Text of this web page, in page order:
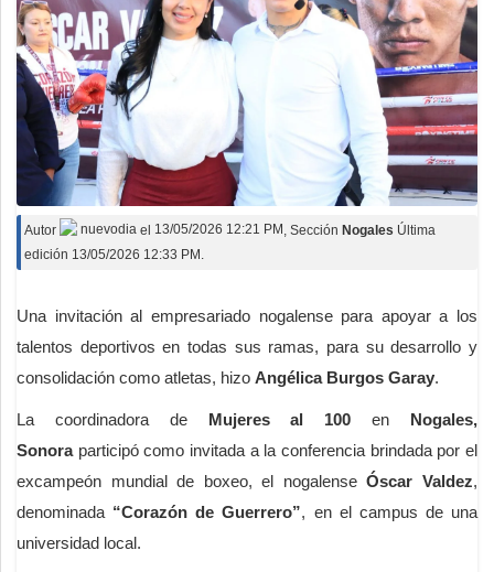
Autor nuevodia el 13/05/2026 12:21 PM , Sección Nogales Última
edición 13/05/2026 12:33 PM.
Una invitación al empresariado nogalense para apoyar a los
talentos deportivos en todas sus ramas, para su desarrollo y
consolidación como atletas, hizo Angélica Burgos Garay.
La coordinadora de Mujeres al 100 en Nogales,
Sonoraparticipó como invitada a la conferencia brindada por el
excampeón mundial de boxeo, el nogalenseÓscar Valdez,
denominada “Corazón de Guerrero”, en el campus de una
universidad local.